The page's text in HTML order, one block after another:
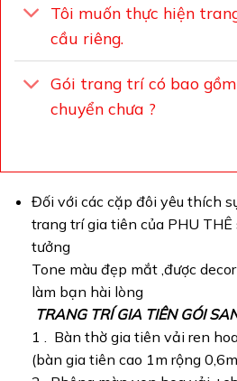
Tôi muốn thực hiện
cầu riêng.
Gói trang trí có bao
chuyển chưa ?
Đối với các cặp đôi yêu thích
trang trí gia tiên của PHU
tưởng
Tone màu đẹp mắt ,được
làm bạn hài lòng
TRANG TRÍ GIA TIÊN GÓI
1 . Bàn thờ gia tiên vải ren
(bàn gia tiên cao 1m rộng